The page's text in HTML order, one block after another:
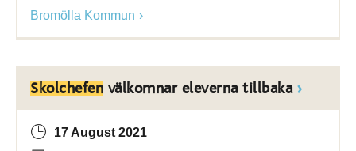
Bromölla Kommun
Skolchefen välkomnar eleverna tillbaka
17 August 2021